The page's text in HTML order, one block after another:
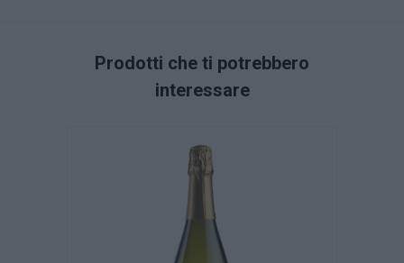
Prodotti che ti potrebbero
interessare